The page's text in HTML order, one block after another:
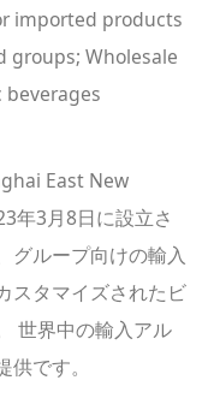
imported products
Wholesale
East New
年3月8日に設立さ
グループ向けの輸入
スタマイズされたビ
世界中の輸入アル
です。